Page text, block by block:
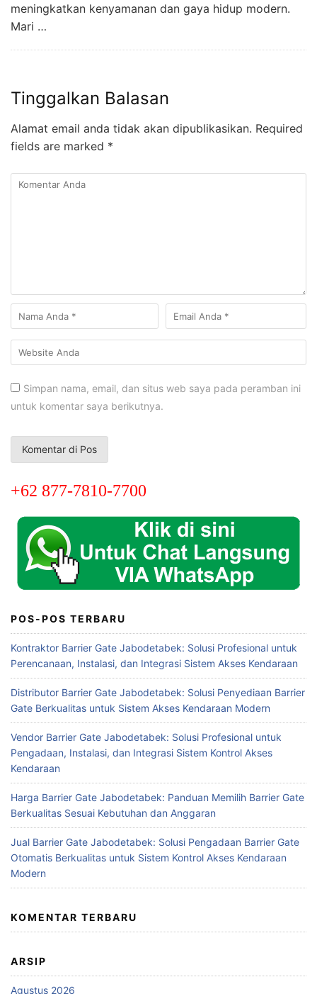
meningkatkan kenyamanan dan gaya hidup modern.
Mari …
Tinggalkan Balasan
Alamat email anda tidak akan dipublikasikan. Required
fields are marked *
Simpan nama, email, dan situs web saya pada peramban ini
untuk komentar saya berikutnya.
+62 877-7810-7700
POS-POS TERBARU
Kontraktor Barrier Gate Jabodetabek: Solusi Profesional untuk
Perencanaan, Instalasi, dan Integrasi Sistem Akses Kendaraan
Distributor Barrier Gate Jabodetabek: Solusi Penyediaan Barrier
Gate Berkualitas untuk Sistem Akses Kendaraan Modern
Vendor Barrier Gate Jabodetabek: Solusi Profesional untuk
Pengadaan, Instalasi, dan Integrasi Sistem Kontrol Akses
Kendaraan
Harga Barrier Gate Jabodetabek: Panduan Memilih Barrier Gate
Berkualitas Sesuai Kebutuhan dan Anggaran
Jual Barrier Gate Jabodetabek: Solusi Pengadaan Barrier Gate
Otomatis Berkualitas untuk Sistem Kontrol Akses Kendaraan
Modern
KOMENTAR TERBARU
ARSIP
Agustus 2026